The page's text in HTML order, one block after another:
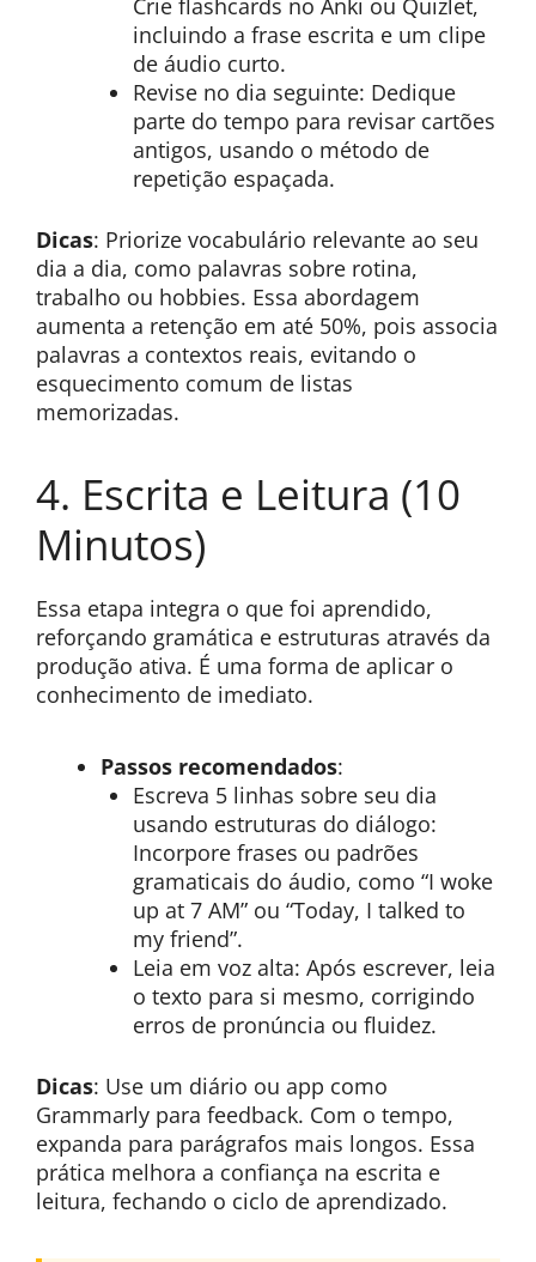
Crie flashcards no Anki ou Quizlet,
incluindo a frase escrita e um clipe
de áudio curto.
Revise no dia seguinte: Dedique
parte do tempo para revisar cartões
antigos, usando o método de
repetição espaçada.
Dicas: Priorize vocabulário relevante ao seu
dia a dia, como palavras sobre rotina,
trabalho ou hobbies. Essa abordagem
aumenta a retenção em até 50%, pois associa
palavras a contextos reais, evitando o
esquecimento comum de listas
memorizadas.
4. Escrita e Leitura (10
Minutos)
Essa etapa integra o que foi aprendido,
reforçando gramática e estruturas através da
produção ativa. É uma forma de aplicar o
conhecimento de imediato.
Passos recomendados:
Escreva 5 linhas sobre seu dia
usando estruturas do diálogo:
Incorpore frases ou padrões
gramaticais do áudio, como “I woke
up at 7 AM” ou “Today, I talked to
my friend”.
Leia em voz alta: Após escrever, leia
o texto para si mesmo, corrigindo
erros de pronúncia ou fluidez.
Dicas: Use um diário ou app como
Grammarly para feedback. Com o tempo,
expanda para parágrafos mais longos. Essa
prática melhora a confiança na escrita e
leitura, fechando o ciclo de aprendizado.